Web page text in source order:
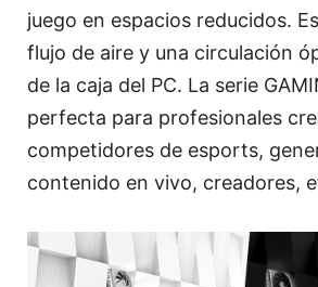
juego en espacios reducidos.
flujo de aire y una circulación
de la caja del PC. La serie
perfecta para profesionales
competidores de esports,
contenido en vivo, creadores,